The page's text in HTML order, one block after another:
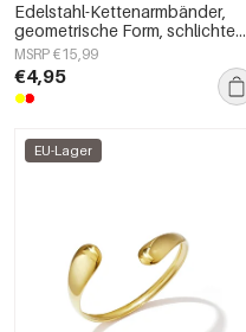
Edelstahl-Kettenarmbänder,
geometrische Form, schlichte
Alltagsserie, Damenschmuck
MSRP €15,99
€4,95
EU-Lager